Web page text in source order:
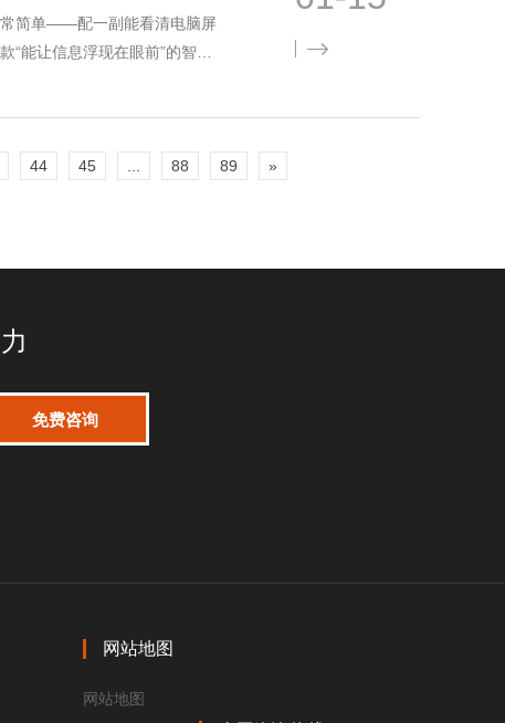
常简单——配一副能看清电脑屏
能让信息浮现在眼前”的智能
44 45 88 89 »
网站地图
网站地图